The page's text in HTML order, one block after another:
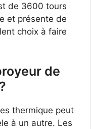
de 3600 tours
et présente de
choix à faire
de
thermique peut
à un autre. Les